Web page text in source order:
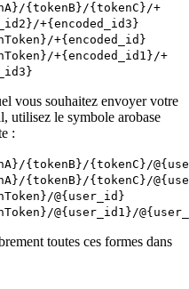
{tokenB}/{tokenC}/+
+{encoded_id3}
+{encoded_id}
+{encoded_id1}/+
vous souhaitez envoyer votre
utilisez le symbole arobase
:
{tokenB}/{tokenC}/
{tokenB}/{tokenC}/
@{user_id}
@{user_id1}/
toutes ces formes dans